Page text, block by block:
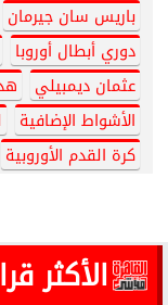
باريس سان جيرمان
دوري أبطال أوروبا
عثمان ديمبيلي
الأشواط الإضافية
كرة القدم الأوروبية
الأكثر